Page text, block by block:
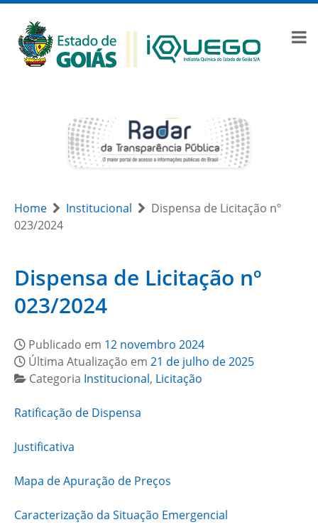
Home Institucional
Dispensa de Licitação nº
023/2024
Dispensa de Licitação nº
023/2024
Publicado em 12 novembro 2024
Última Atualização em 21 de julho de 2025
Categoria Institucional, Licitação
Ratificação de Dispensa
Justificativa
Mapa de Apuração de Preços
Caracterização da Situação Emergencial